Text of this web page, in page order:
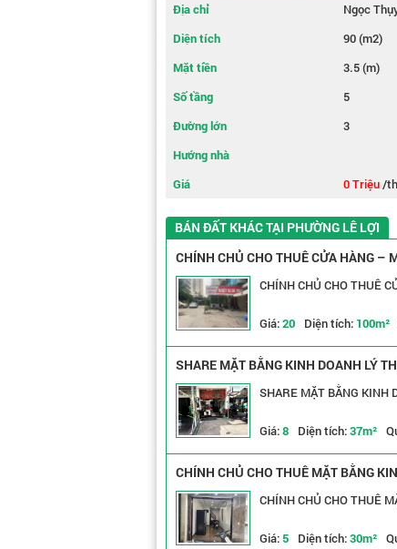
Địa chỉ
Ngọc
Diện tích
90 (m2)
Mặt tiền
3.5 (m)
Số tầng
5
Đường lớn
3
Hướng nhà
Giá
0 Triệu/
BÁN ĐẤT KHÁC TẠI PHƯỜNG LÊ LỢI
CHÍNH CHỦ CHO THUÊ CỬA HÀNG –
CHÍNH CHỦ CHO THUÊ
Giá:20 Diện tích: 100m²
SHARE MẶT BẰNG KINH DOANH LÝ
Giá:8 Diện tích:37m²
CHÍNH CHỦ CHO THUÊ MẶT BẰNG
CHÍNH CHỦ CHO THUÊ
Giá:5 Diện tích:30m²